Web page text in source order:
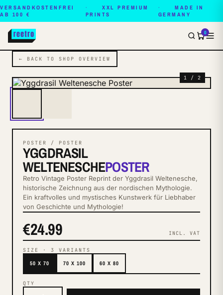
VERSANDKOSTENFREI
AB 100 €
XXL PREMIUM
PRINTS
MADE IN
GERMANY
0
← BACK TO SHOP OVERVIEW
1 / 2
POSTER / POSTER
YGGDRASIL
WELTENESCHEPOSTER
Retro Vintage Poster Reprint der Yggdrasil Weltenesche,
historische Zeichnung aus der nordischen Mythologie.
Ein kraftvolles und mystisches Kunstwerk für Liebhaber
von Geschichte und Mythologie!
€24.99 INCL. VAT
SIZE · 3 VARIANTS
50 X 70 70 X 100 60 X 80
QTY